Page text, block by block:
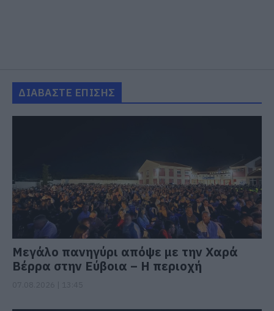
ΔΙΑΒΑΣΤΕ ΕΠΙΣΗΣ
Μεγάλο πανηγύρι απόψε με την Χαρά
Βέρρα στην Εύβοια – Η περιοχή